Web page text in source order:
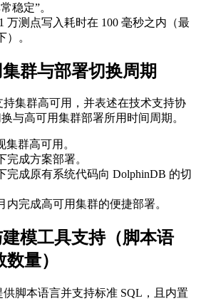
稳定”。
万测点写入耗时在 100 毫秒之内（最
）。
群与部署切换周期
集群高可用，并表述在技术支持协
与高可用集群部署所用时间周期。
集群高可用。
完成方案部署。
完成原有系统代码向 DolphinDB 的切
内完成高可用集群的便捷部署。
模工具支持（脚本语
量）
脚本语言并支持标准 SQL，且内置